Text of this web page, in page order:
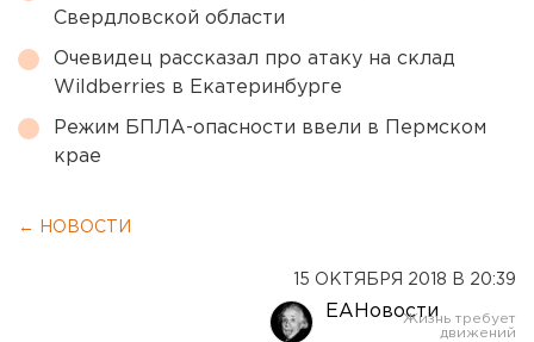
Свердловской области
Очевидец рассказал про атаку на склад
Wildberries в Екатеринбурге
Режим БПЛА-опасности ввели в Пермском
крае
← НОВОСТИ
15 ОКТЯБРЯ 2018 В 20:39
ЕАНовости